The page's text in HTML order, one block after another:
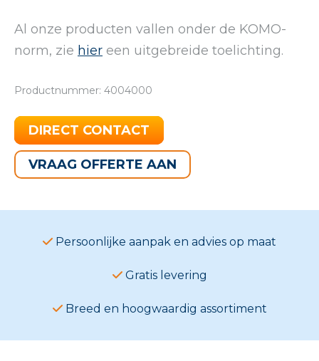
Al onze producten vallen onder de KOMO-
norm, zie hier een uitgebreide toelichting.
Productnummer: 4004000
DIRECT CONTACT
VRAAG OFFERTE AAN
Persoonlijke aanpak en advies op maat
Gratis levering
Breed en hoogwaardig assortiment